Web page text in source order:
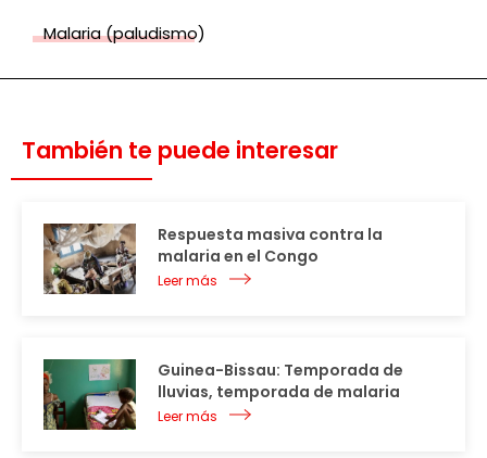
Malaria (paludismo)
También te puede interesar
Respuesta masiva contra la
malaria en el Congo
Leer más
Guinea-Bissau: Temporada de
lluvias, temporada de malaria
Leer más